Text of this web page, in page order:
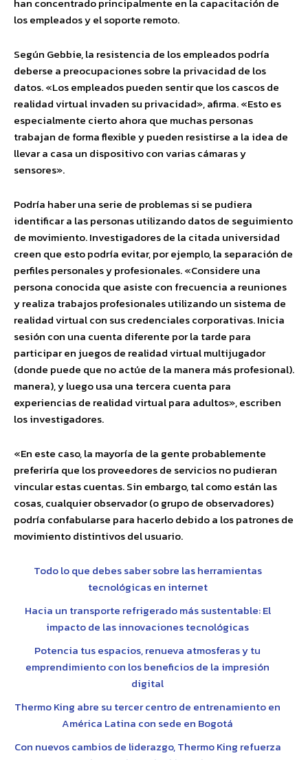
los empleados y el soporte remoto.
Según Gebbie, la resistencia de los empleados podría
deberse a preocupaciones sobre la privacidad de los
datos. «Los empleados pueden sentir que los cascos de
realidad virtual invaden su privacidad», afirma. «Esto es
especialmente cierto ahora que muchas personas
trabajan de forma flexible y pueden resistirse a la idea de
llevar a casa un dispositivo con varias cámaras y
sensores».
Podría haber una serie de problemas si se pudiera
identificar a las personas utilizando datos de seguimiento
de movimiento. Investigadores de la citada universidad
creen que esto podría evitar, por ejemplo, la separación de
perfiles personales y profesionales. «Considere una
persona conocida que asiste con frecuencia a reuniones
y realiza trabajos profesionales utilizando un sistema de
realidad virtual con sus credenciales corporativas. Inicia
sesión con una cuenta diferente por la tarde para
participar en juegos de realidad virtual multijugador
(donde puede que no actúe de la manera más profesional).
manera), y luego usa una tercera cuenta para
experiencias de realidad virtual para adultos», escriben
los investigadores.
«En este caso, la mayoría de la gente probablemente
preferiría que los proveedores de servicios no pudieran
vincular estas cuentas. Sin embargo, tal como están las
cosas, cualquier observador (o grupo de observadores)
podría confabularse para hacerlo debido a los patrones de
movimiento distintivos del usuario.
Todo lo que debes saber sobre las herramientas
tecnológicas en internet
Hacia un transporte refrigerado más sustentable: El
impacto de las innovaciones tecnológicas
Potencia tus espacios, renueva atmosferas y tu
emprendimiento con los beneficios de la impresión
digital
Thermo King abre su tercer centro de entrenamiento en
América Latina con sede en Bogotá
Con nuevos cambios de liderazgo, Thermo King refuerza